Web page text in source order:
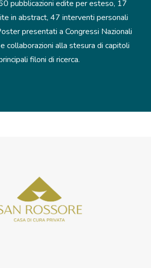
pubblicazioni edite per esteso, 17
in abstract, 47 interventi personali
presentati a Congressi Nazionali
collaborazioni alla stesura di capitoli
filoni di ricerca.